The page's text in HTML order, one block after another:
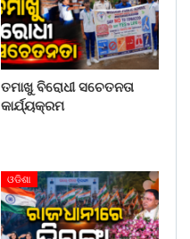
ତମାଖୁ ବିରୋଧୀ ସଚେତନତା
କାର୍ଯ୍ୟକ୍ରମ
ଓଡିଶା